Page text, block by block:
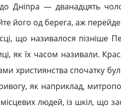
Дніпра — дванадцять
його од берега, аж
що називалося пізніше
як їх часом називали.
християнства спочатку
як наприклад,
людей, із шкіл, що